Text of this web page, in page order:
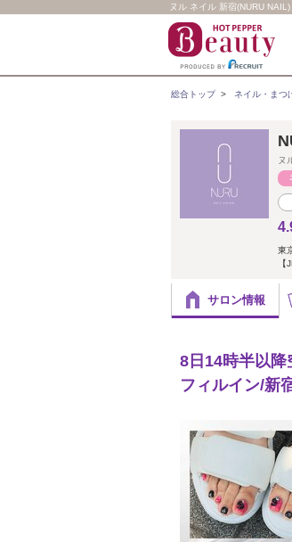
ヌル ネイル 新宿(NURU NAIL)
総合トップ> ネイル・まつ
ヌ
東
サロン情報
8日14時半以
フィルイン/新